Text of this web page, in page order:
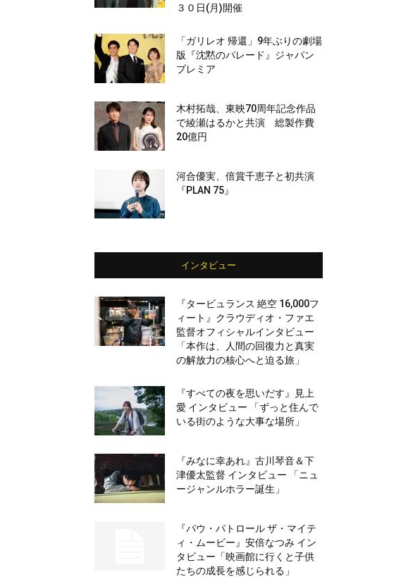
３０日(月)開催
「ガリレオ 帰還」9年ぶりの劇場
版『沈黙のパレード』ジャパン
プレミア
木村拓哉、東映70周年記念作品
で綾瀬はるかと共演 総製作費
20億円
河合優実、倍賞千恵子と初共演
『PLAN 75』
インタビュー
『タービュランス 絶空 16,000フ
ィート』クラウディオ・ファエ
監督オフィシャルインタビュー
「本作は、人間の回復力と真実
の解放力の核心へと迫る旅」
『すべての夜を思いだす』見上
愛 インタビュー 「ずっと住んで
いる街のような大事な場所」
『みなに幸あれ』古川琴音＆下
津優太監督 インタビュー 「ニュ
ージャンルホラー誕生」
『パウ・パトロール ザ・マイテ
ィ・ムービー』安倍なつみ イン
タビュー「映画館に行くと子供
たちの成長を感じられる」